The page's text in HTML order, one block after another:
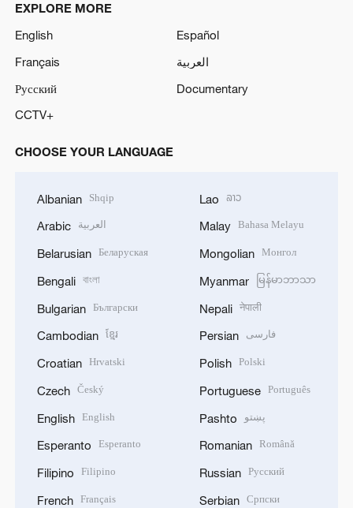
EXPLORE MORE
English
Español
Français
العربية
Русский
Documentary
CCTV+
CHOOSE YOUR LANGUAGE
Albanian Shqip
Arabic العربية
Belarusian Беларуская
Bengali বাংলা
Bulgarian Български
Cambodian ខ្មែរ
Croatian Hrvatski
Czech Český
English English
Esperanto Esperanto
Filipino Filipino
French Français
Lao ລາວ
Malay Bahasa Melayu
Mongolian Монгол
Myanmar မြန်မာဘာသာ
Nepali नेपाली
Persian فارسی
Polish Polski
Portuguese Português
Pashto پښتو
Romanian Română
Russian Русский
Serbian Српски